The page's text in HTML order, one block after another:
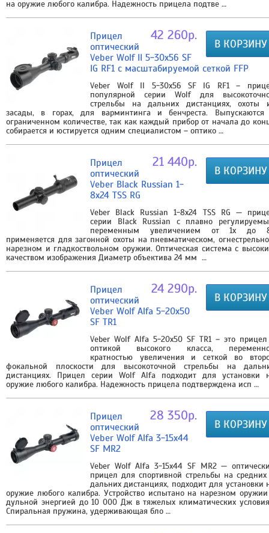
на оружие любого калибра. Надежность прицела подтве …
В КОРЗИНУ
42 260р.
Прицел
оптический
Veber Wolf II 5-30x56 SF
IG RF1 с масштабируемой сеткой FFP
Veber Wolf II 5-30x56 SF IG RF1 –
популярной серии Wolf для
стрельбы на дальних дистанциях, охоты
засады, в горах, для варминтинга и бенчреста.
ограниченном количестве, так как каждый прибор от начала до
собирается и юстируется одним специалистом – оптико …
В КОРЗИНУ
21 440р.
Прицел
оптический
Veber Black Russian 1-
8x24 TSS RG
Veber Black Russian 1-8x24 TSS RG —
серии Black Russian с плавно
переменным увеличением от 1х до
применяется для загонной охоты на пневматическом,
нарезном и гладкоствольном оружии. Оптическая система с
качеством изображения Диаметр объектива 24 мм …
В КОРЗИНУ
24 290р.
Прицел
оптический
Veber Wolf Alfa 5-20x50
SF TR1
Veber Wolf Alfa 5-20x50 SF TR1 – это
оптикой высокого класса,
кратностью увеличения и сеткой во
фокальной плоскости для высокоточной стрельбы на
дистанциях. Прицел серии Wolf Alfa подходит для установки
оружие любого калибра. Надежность прицела подтверждена исп …
В КОРЗИНУ
28 350р.
Прицел
оптический
Veber Wolf Alfa 3-15x44
SF MR2
Veber Wolf Alfa 3-15х44 SF MR2 —
прицел для спортивной стрельбы на
дальних дистанциях, подходит для установки
оружие любого калибра. Устройство испытано на нарезном
дульной энергией до 10 000 Дж в тяжелых климатических
Спиральная пружина, удерживающая бло …